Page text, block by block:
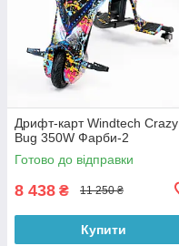
Дрифт-карт Windtech Crazy
Bug 350W Фарби-2
Готово до відправки
8 438 ₴ 11 250 ₴
Купити